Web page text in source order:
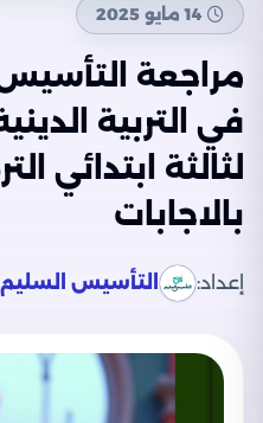
14 مايو 2025
مراجعة التأسيس
في التربية
بالاجابات
إعداد: التأسيس السليم